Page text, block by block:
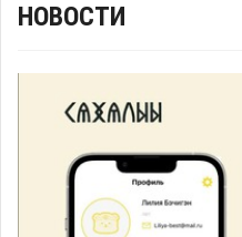
НОВОСТИ